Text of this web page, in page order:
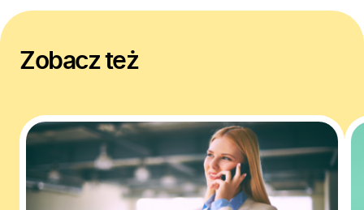
Zobacz też